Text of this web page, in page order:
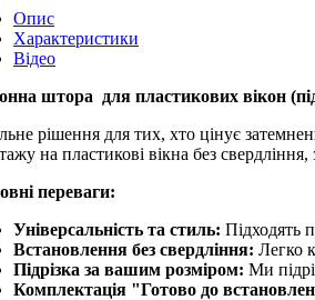
Опис
Характеристики
Відео
штора для пластикових вікон (
рішення для тих, хто цінує
на пластикові вікна без свердління,
переваги:
Універсальність та стиль: Підходять
Встановлення без свердління: Легко
Підрізка за вашим розміром: Ми
Комплектація "Готово до